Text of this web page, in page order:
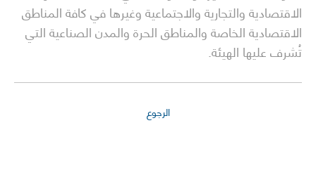
الاقتصادية والتجارية والاجتماعية وغيرها في كافة المناطق
الاقتصادية الخاصة والمناطق الحرة والمدن الصناعية التي
تُشرف عليها الهيئة.
الرجوع